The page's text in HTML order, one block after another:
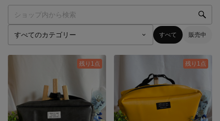
すべて 販売中
残り1点 残り1点